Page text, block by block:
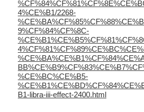
4%CE%B1/2268-
9%CF%84%CF%8C-
%CE%BC%CE%B5-
B1-libra-iii-effect-2400.html